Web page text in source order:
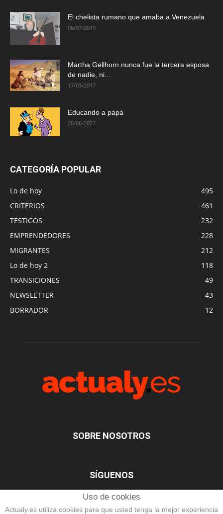
El chelista rumano que amaba a Venezuela
06/07/2019
Martha Gellhorn nunca fue la tercera esposa
de nadie, ni...
17/03/2017
Educando a papá
20/06/2022
CATEGORÍA POPULAR
Lo de hoy
495
CRITERIOS
461
TESTIGOS
232
EMPRENDEDORES
228
MIGRANTES
212
Lo de hoy 2
118
TRANSICIONES
49
NEWSLETTER
43
BORRADOR
12
SOBRE NOSOTROS
SÍGUENOS
Uso de cookies
Actualy.es utiliza cookies para que usted tenga la mejor experiencia